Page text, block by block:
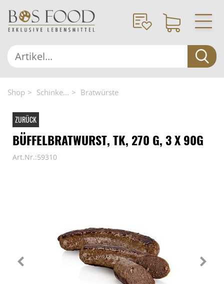
Shop Schinke... Bratwürste
ZURÜCK
BÜFFELBRATWURST, TK, 270 G, 3 X 90G
Art.Nr.:59310